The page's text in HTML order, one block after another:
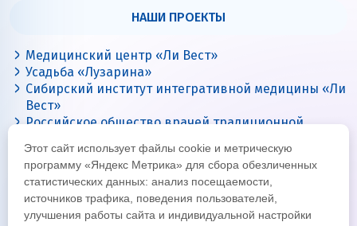
НАШИ ПРОЕКТЫ
Медицинский центр «Ли Вест»
Усадьба «Лузарина»
Сибирский институт интегративной медицины «Ли
Вест»
Российское общество врачей традиционной
Цигун с Ли Вест
Этот сайт использует файлы cookie и метрическую
программу «Яндекс Метрика» для сбора обезличенных
статистических данных: анализ посещаемости,
источников трафика, поведения пользователей,
улучшения работы сайта и индивидуальной настройки